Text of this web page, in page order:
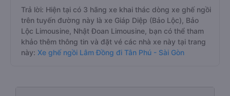
Trả lời: Hiện tại có 3 hãng xe khai thác dòng xe ghế ngồi
trên tuyến đường này là xe Giáp Diệp (Bảo Lộc), Bảo
Lộc Limousine, Nhật Đoan Limousine, bạn có thể tham
khảo thêm thông tin và đặt vé các nhà xe này tại trang
này: Xe ghế ngồi Lâm Đồng đi Tân Phú - Sài Gòn